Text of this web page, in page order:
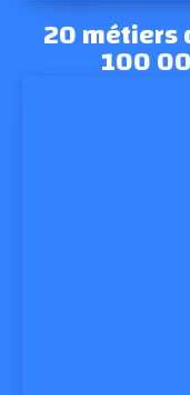
20 métiers
100